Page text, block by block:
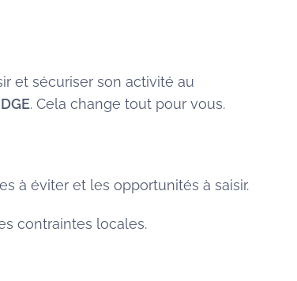
et sécuriser son activité au
. Cela change tout pour vous.
à éviter et les opportunités à saisir.
contraintes locales.